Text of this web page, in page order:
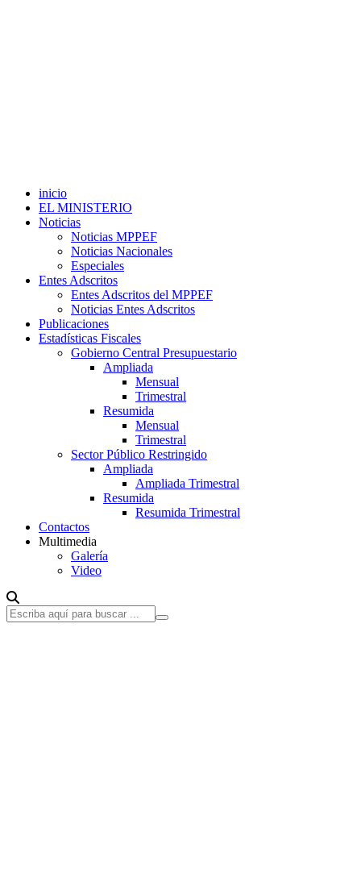
inicio
EL MINISTERIO
Noticias
Noticias MPPEF
Noticias Nacionales
Especiales
Entes Adscritos
Entes Adscritos del MPPEF
Noticias Entes Adscritos
Publicaciones
Estadísticas Fiscales
Gobierno Central Presupuestario
Ampliada
Mensual
Trimestral
Resumida
Mensual
Trimestral
Sector Público Restringido
Ampliada
Ampliada Trimestral
Resumida
Resumida Trimestral
Contactos
Multimedia
Galería
Video